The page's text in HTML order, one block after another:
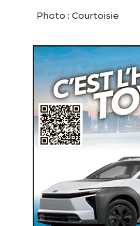
Photo : Courtoisie